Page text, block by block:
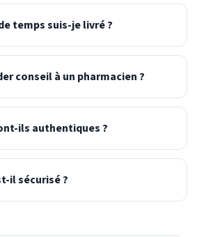
temps suis-je livré ?
conseil à un pharmacien ?
ils authentiques ?
il sécurisé ?